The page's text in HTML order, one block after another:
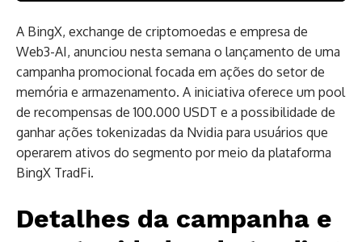
A BingX, exchange de criptomoedas e empresa de
Web3-AI, anunciou nesta semana o lançamento de uma
campanha promocional focada em ações do setor de
memória e armazenamento. A iniciativa oferece um pool
de recompensas de 100.000 USDT e a possibilidade de
ganhar ações tokenizadas da Nvidia para usuários que
operarem ativos do segmento por meio da plataforma
BingX TradFi.
Detalhes da campanha e